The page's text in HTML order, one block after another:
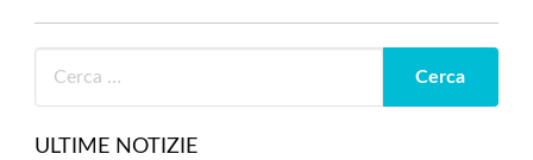
ULTIME NOTIZIE